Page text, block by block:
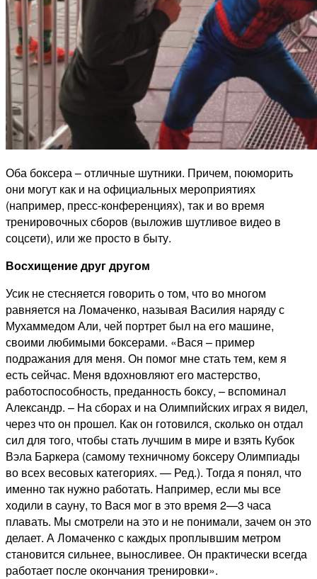
Оба боксера – отличные шутники. Причем, поюморить
они могут как и на официальных мероприятиях
(например, пресс-конференциях), так и во время
тренировочных сборов (выложив шутливое видео в
соцсети), или же просто в быту.
Восхищение друг другом
Усик не стесняется говорить о том, что во многом
равняется на Ломаченко, называя Василия наряду с
Мухаммедом Али, чей портрет был на его машине,
своими любимыми боксерами. «Вася – пример
подражания для меня. Он помог мне стать тем, кем я
есть сейчас. Меня вдохновляют его мастерство,
работоспособность, преданность боксу, – вспоминал
Александр. – На сборах и на Олимпийских играх я видел,
через что он прошел. Как он готовился, сколько он отдал
сил для того, чтобы стать лучшим в мире и взять Кубок
Вэла Баркера (самому техничному боксеру Олимпиады
во всех весовых категориях. — Ред.). Тогда я понял, что
именно так нужно работать. Например, если мы все
ходили в сауну, то Вася мог в это время 2—3 часа
плавать. Мы смотрели на это и не понимали, зачем он это
делает. А Ломаченко с каждых проплывшим метром
становится сильнее, выносливее. Он практически всегда
работает после окончания тренировки».